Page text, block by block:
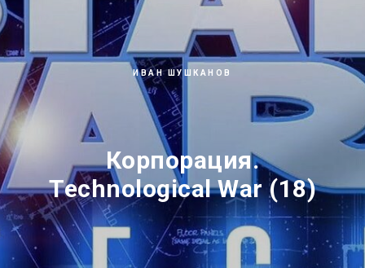
ИВАН ШУШКАНОВ
Корпорация.
Technological War (18)